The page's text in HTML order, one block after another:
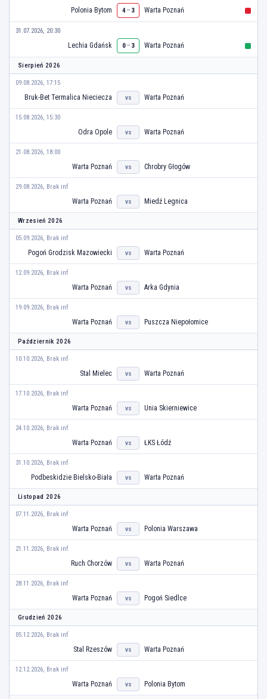
Polonia Bytom 4– 3 Warta Poznań
31.07.2026, 20:30
Lechia Gdańsk 0– 3 Warta Poznań
Sierpień 2026
09.08.2026, 17:15
Bruk-Bet Termalica Nieciecza vs Warta Poznań
15.08.2026, 15:30
Odra Opole vs Warta Poznań
21.08.2026, 18:00
Warta Poznań vs Chrobry Głogów
29.08.2026, Brak inf
Warta Poznań vs Miedź Legnica
Wrzesień 2026
05.09.2026, Brak inf
Pogoń Grodzisk Mazowiecki vs Warta Poznań
12.09.2026, Brak inf
Warta Poznań vs Arka Gdynia
19.09.2026, Brak inf
Warta Poznań vs Puszcza Niepołomice
Październik 2026
10.10.2026, Brak inf
Stal Mielec vs Warta Poznań
17.10.2026, Brak inf
Warta Poznań vs Unia Skierniewice
24.10.2026, Brak inf
Warta Poznań vs ŁKS Łódź
31.10.2026, Brak inf
Podbeskidzie Bielsko-Biała vs Warta Poznań
Listopad 2026
07.11.2026, Brak inf
Warta Poznań vs Polonia Warszawa
21.11.2026, Brak inf
Ruch Chorzów vs Warta Poznań
28.11.2026, Brak inf
Warta Poznań vs Pogoń Siedlce
Grudzień 2026
05.12.2026, Brak inf
Stal Rzeszów vs Warta Poznań
12.12.2026, Brak inf
Warta Poznań vs Polonia Bytom